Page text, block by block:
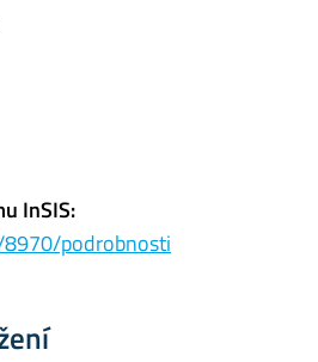
InSIS:
8970/podrobnosti